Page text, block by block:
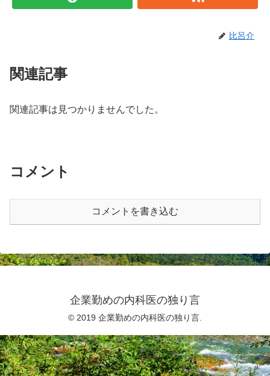
比呂介
関連記事
関連記事は見つかりませんでした。
コメント
コメントを書き込む
企業勤めの内科医の独り言
© 2019 企業勤めの内科医の独り言.